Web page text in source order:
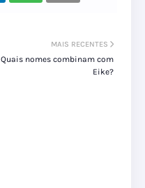
MAIS RECENTES
Quais nomes combinam com
Eike?